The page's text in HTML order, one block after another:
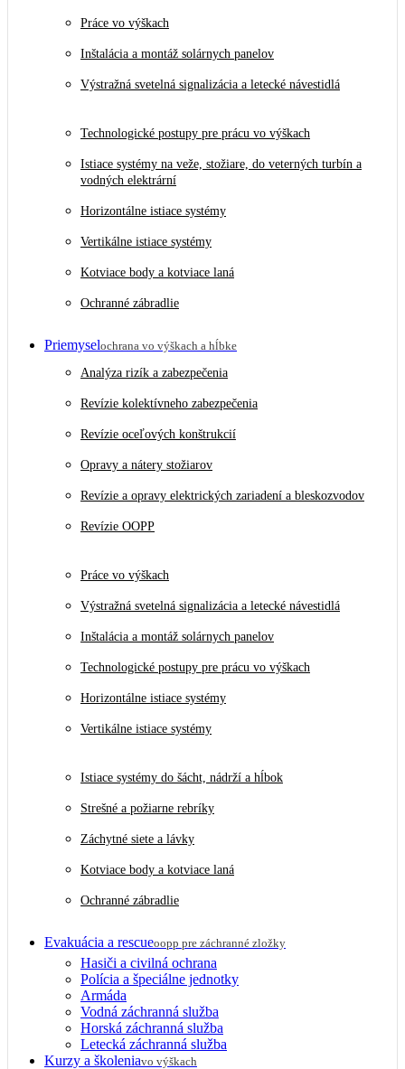
Práce vo výškach
Inštalácia a montáž solárnych panelov
Výstražná svetelná signalizácia a letecké návestidlá
Technologické postupy pre prácu vo výškach
Istiace systémy na veže, stožiare, do veterných turbín a
vodných elektrární
Horizontálne istiace systémy
Vertikálne istiace systémy
Kotviace body a kotviace laná
Ochranné zábradlie
Priemyselochrana vo výškach a hĺbke
Analýza rizík a zabezpečenia
Revízie kolektívneho zabezpečenia
Revízie oceľových konštrukcií
Opravy a nátery stožiarov
Revízie a opravy elektrických zariadení a bleskozvodov
Revízie OOPP
Práce vo výškach
Výstražná svetelná signalizácia a letecké návestidlá
Inštalácia a montáž solárnych panelov
Technologické postupy pre prácu vo výškach
Horizontálne istiace systémy
Vertikálne istiace systémy
Istiace systémy do šácht, nádrží a hĺbok
Strešné a požiarne rebríky
Záchytné siete a lávky
Kotviace body a kotviace laná
Ochranné zábradlie
Evakuácia a rescueoopp pre záchranné zložky
Hasiči a civilná ochrana
Polícia a špeciálne jednotky
Armáda
Vodná záchranná služba
Horská záchranná služba
Letecká záchranná služba
Kurzy a školeniavo výškach